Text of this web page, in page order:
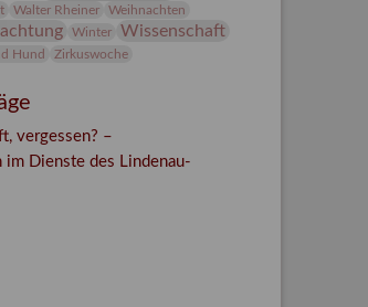
Walter Rheiner
Weihnachten
Winter Wissenschaft
Hund Zirkuswoche
vergessen? –
Dienste des Lindenau-